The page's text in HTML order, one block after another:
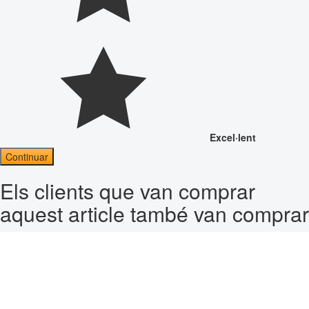
Excel·lent
Continuar
Els clients que van comprar
aquest article també van comprar